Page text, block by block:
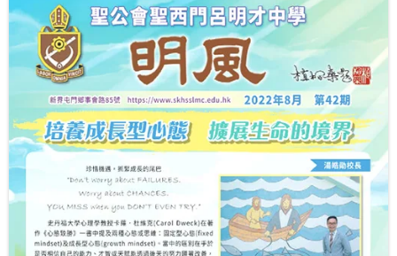
學生成就與學校活動
我們的聯繫
入學資訊
下載區